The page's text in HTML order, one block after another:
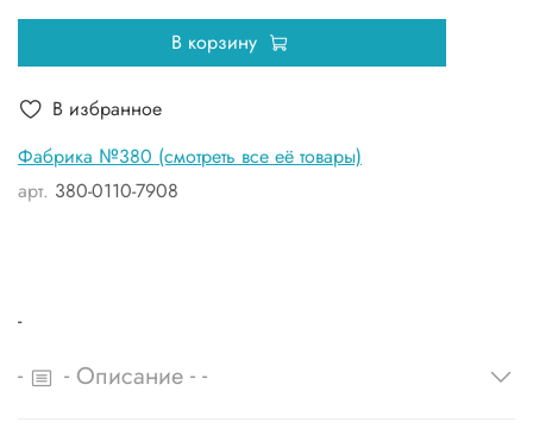
Фабрика №380 (смотреть все её товары)
арт. 380-0110-7908
В корзину
В избранное
-
- - Описание - -